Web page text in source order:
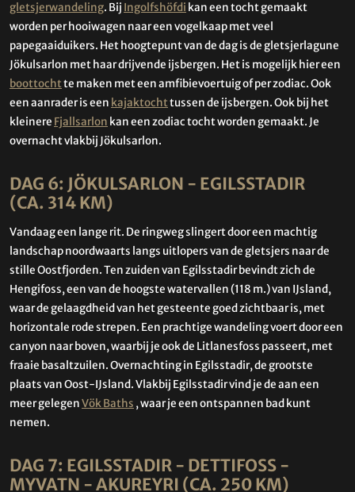
gletsjerwandeling. Bij Ingolfshöfdi kan een tocht gemaakt
worden per hooiwagen naar een vogelkaap met veel
papegaaiduikers. Het hoogtepunt van de dag is de gletsjerlagune
Jökulsarlon met haar drijvende ijsbergen. Het is mogelijk hier een
boottochtte maken met een amfibievoertuig of per zodiac. Ook
een aanrader is een kajaktochttussen de ijsbergen. Ook bij het
kleinere Fjallsarlon kan een zodiac tocht worden gemaakt. Je
overnacht vlakbij Jökulsarlon.
DAG 6: JÖKULSARLON - EGILSSTADIR
(CA. 314 KM)
Vandaag een lange rit. De ringweg slingert door een machtig
landschap noordwaarts langs uitlopers van de gletsjers naar de
stille Oostfjorden. Ten zuiden van Egilsstadir bevindt zich de
Hengifoss, een van de hoogste watervallen (118 m.) van IJsland,
waar de gelaagdheid van het gesteente goed zichtbaar is, met
horizontale rode strepen. Een prachtige wandeling voert door een
canyon naar boven, waarbij je ook de Litlanesfoss passeert, met
fraaie basaltzuilen. Overnachting in Egilsstadir, de grootste
plaats van Oost-IJsland. Vlakbij Egilsstadir vind je de aan een
meer gelegenVök Baths , waar je een ontspannen bad kunt
nemen.
DAG 7: EGILSSTADIR - DETTIFOSS -
MYVATN - AKUREYRI (CA. 250 KM)